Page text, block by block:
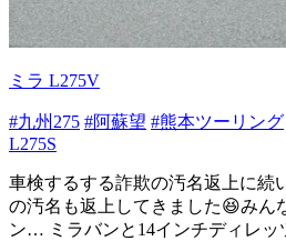
ミラ L275V
#九州275 #阿蘇望 #熊本ツーリング
L275S
車検するする詐欺の汚名返上に続
の汚名も返上してきました😆みん
ン… ミラバンと14インチディレッ